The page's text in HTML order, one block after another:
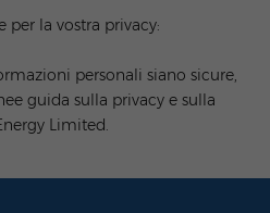
la vostra privacy:
personali siano sicure,
guida sulla privacy e sulla
Limited.